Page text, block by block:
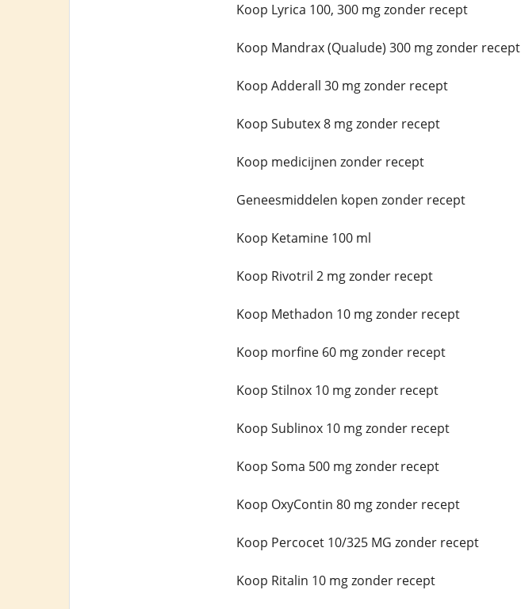
Koop Lyrica 100, 300 mg zonder recept
Koop Mandrax (Qualude) 300 mg zonder recept
Koop Adderall 30 mg zonder recept
Koop Subutex 8 mg zonder recept
Koop medicijnen zonder recept
Geneesmiddelen kopen zonder recept
Koop Ketamine 100 ml
Koop Rivotril 2 mg zonder recept
Koop Methadon 10 mg zonder recept
Koop morfine 60 mg zonder recept
Koop Stilnox 10 mg zonder recept
Koop Sublinox 10 mg zonder recept
Koop Soma 500 mg zonder recept
Koop OxyContin 80 mg zonder recept
Koop Percocet 10/325 MG zonder recept
Koop Ritalin 10 mg zonder recept